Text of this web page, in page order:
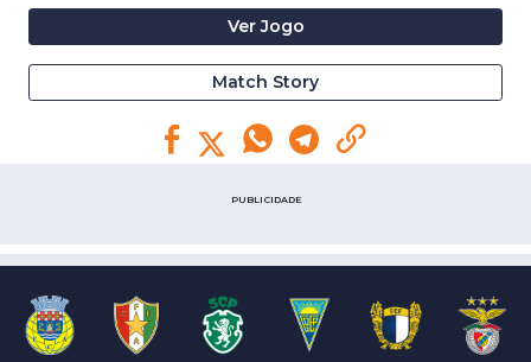
Ver Jogo
Match Story
PUBLICIDADE